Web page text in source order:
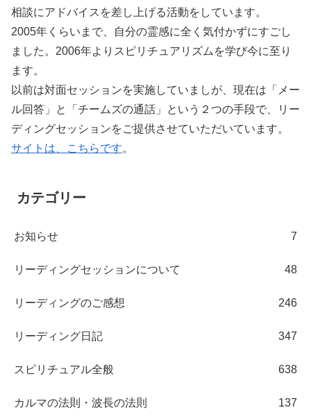
相談にアドバイスを差し上げる活動をしています。
2005年くらいまで、自分の霊感に全く気付かずにすごし
ました。2006年よりスピリチュアリズムを学び今に至り
ます。
以前は対面セッションを実施していましが、現在は「メー
ル回答」と「チームズの通話」という２つの手段で、リー
ディングセッションをご提供させていただいています。
サイトは、こちらです。
カテゴリー
お知らせ 7
リーディングセッションについて 48
リーディングのご感想 246
リーディング日記 347
スピリチュアル全般 638
カルマの法則・波長の法則 137